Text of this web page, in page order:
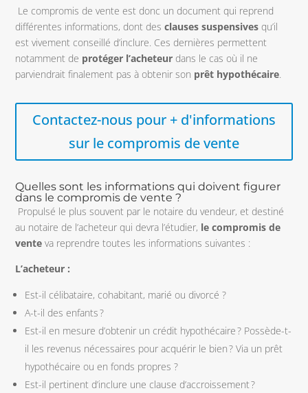
Le compromis de vente est donc un document qui reprend
différentes informations, dont desclauses suspensives qu’il
est vivement conseillé d’inclure. Ces dernières permettent
notamment de protéger l’acheteur dans le cas où il ne
parviendrait finalement pas à obtenir son prêt hypothécaire.
Contactez-nous pour + d'informations
sur le compromis de vente
Quelles sont les informations qui doivent figurer
dans le compromis de vente ?
Propulsé le plus souvent par le notaire du vendeur, et destiné
au notaire de l’acheteur qui devra l’étudier, le compromis de
vente va reprendre toutes les informations suivantes :
L’acheteur :
Est-il célibataire, cohabitant, marié ou divorcé ?
A-t-il des enfants ?
Est-il en mesure d’obtenir un crédit hypothécaire ? Possède-t-
il les revenus nécessaires pour acquérir le bien ? Via un prêt
hypothécaire ou en fonds propres ?
Est-il pertinent d’inclure une clause d’accroissement ?